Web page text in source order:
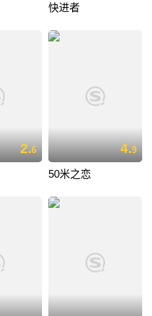
快进者
2.6 4.9
50米之恋